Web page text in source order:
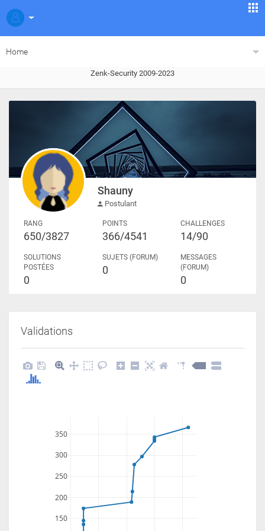
Home
Zenk-Security 2009-2023
Shauny
Postulant
RANG
650/3827
POINTS
366/4541
CHALLENGES
14/90
SOLUTIONS
POSTÉES
0
SUJETS (FORUM)
0
MESSAGES
(FORUM)
0
Validations
150
200
250
300
350